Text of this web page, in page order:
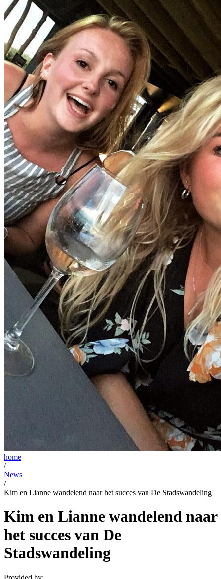
home
/
News
/
Kim en Lianne wandelend naar het succes van De Stadswandeling
Kim en Lianne wandelend naar
het succes van De
Stadswandeling
Provided by: